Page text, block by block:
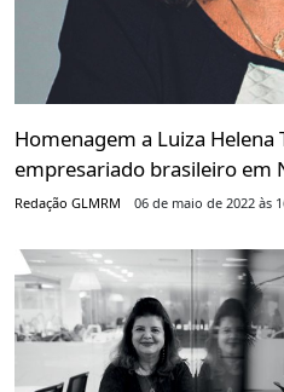
Homenagem a Luiza
empresariado brasileiro em
Redação GLMRM 06 de maio de 2022 às